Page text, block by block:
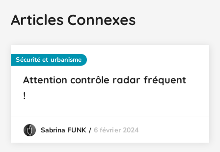
Articles Connexes
Sécurité et urbanisme
Attention contrôle radar fréquent
!
Sabrina FUNK 6 février 2024